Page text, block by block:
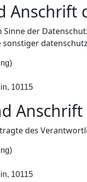
Anschrift
Sinne der
10115
des
10115